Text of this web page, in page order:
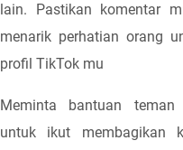
lain. Pastikan komentar
menarik perhatian orang
profil TikTok mu
Meminta bantuan teman
untuk ikut membagikan